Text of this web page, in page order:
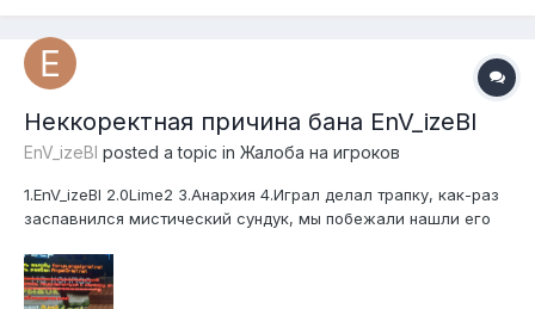
Неккоректная причина бана EnV_izeBl
EnV_izeBl posted a topic in Жалоба на игроков
1.EnV_izeBl 2.0Lime2 3.Анархия 4.Играл делал трапку, как-раз
заспавнился мистический сундук, мы побежали нашли его
лут с сундука и через пару сек мне прилетает бан от 0Lime2
причина 6.2 помогите пожалуйста